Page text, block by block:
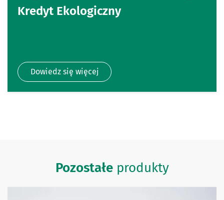
Kredyt Ekologiczny
Dowiedz się więcej
Pozostałeprodukty